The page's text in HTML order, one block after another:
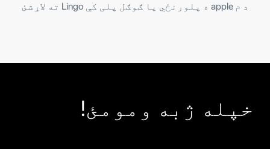
د م apple ه پلورنځي یا ګوګل پلی کې Lingo ته لاړشئ
خپله ژبه ومومئ!